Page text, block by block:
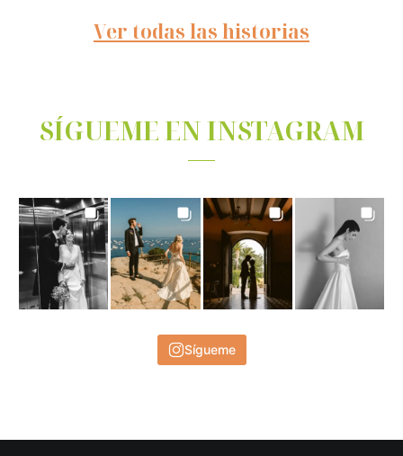
Ver todas las historias
SÍGUEME EN INSTAGRAM
Sígueme